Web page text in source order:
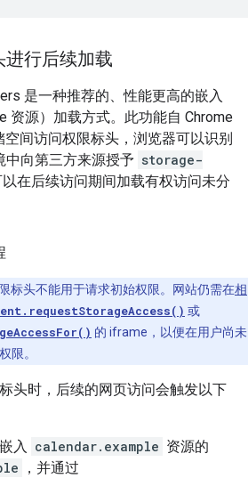
行后续加载
是一种推荐的、性能更高的嵌入
资源）加载方式。此功能自 Chrome
间访问权限标头，浏览器可以识别
中向第三方来源授予 storage-
在后续访问期间加载有权访问未分
标头不能用于请求初始权限。网站仍需在相
或
的 iframe，以便在用户尚未
限。
头时，后续的网页访问会触发以下
入 calendar.example 资源的
，并通过